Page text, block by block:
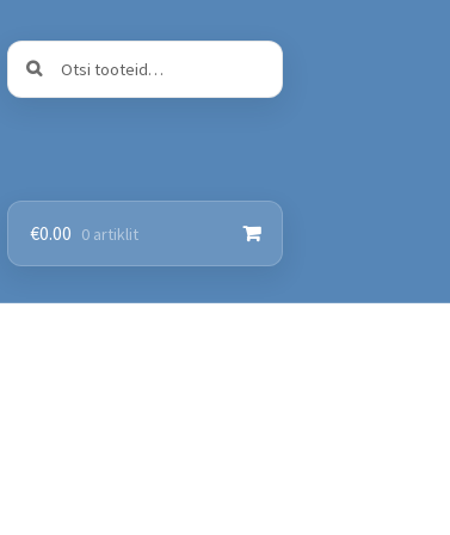
Otsi:
Otsi
€0.00 0 artiklit